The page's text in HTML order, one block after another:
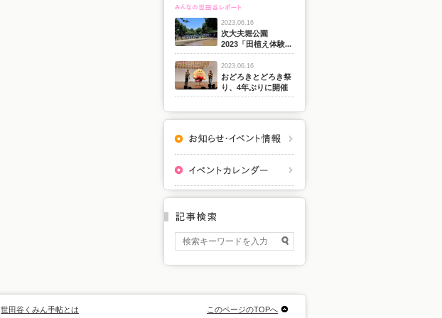
2023.06.16
次大夫堀公園
2023「田植え体験...
2023.06.16
おどろきとどろき祭
り、4年ぶりに開催
世田谷くみん手帖とは このページのTOPへ